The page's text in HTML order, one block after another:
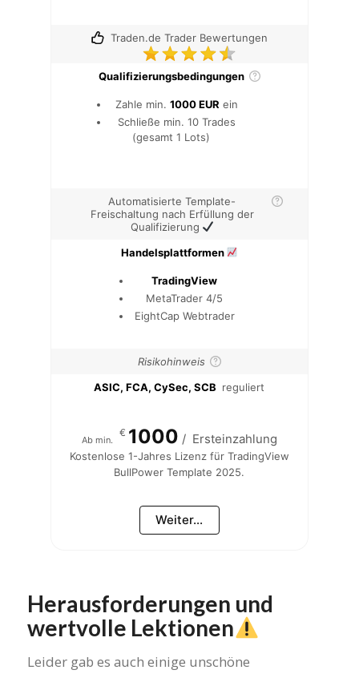
Traden.de Trader Bewertungen
Qualifizierungsbedingungen
Zahle min. 1000 EUR ein
Schließe min. 10 Trades
(gesamt 1 Lots)
Automatisierte Template-
Freischaltung nach Erfüllung der
Qualifizierung
Handelsplattformen
TradingView
MetaTrader 4/5
EightCap Webtrader
Risikohinweis
ASIC, FCA, CySec, SCB reguliert
Ab min.
€ 1000 / Ersteinzahlung
Kostenlose 1-Jahres Lizenz für TradingView
BullPower Template 2025.
Weiter...
Herausforderungen und
wertvolle Lektionen
Leider gab es auch einige unschöne